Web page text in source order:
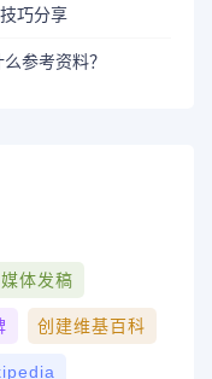
巧分享
参考资料？
体发稿
创建维基百科